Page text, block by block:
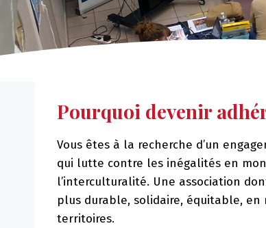
Pourquoi devenir
Vous êtes à la recherche d’un
qui lutte contre les inégalités en
l’interculturalité. Une association
plus durable, solidaire, équitable,
territoires.